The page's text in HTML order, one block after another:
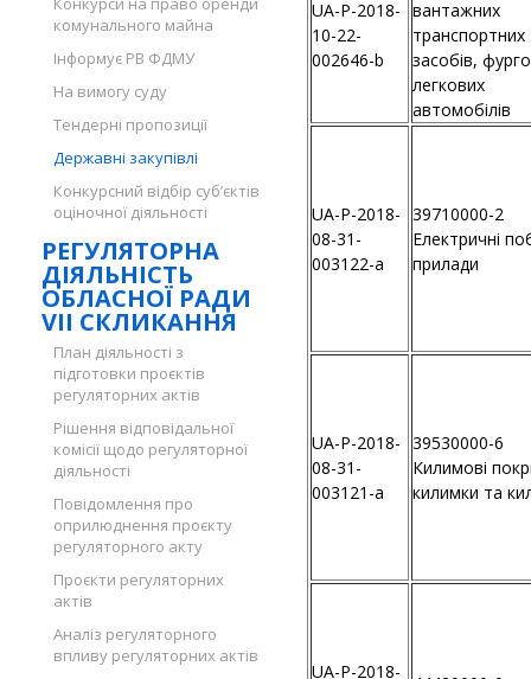
комунального майна
Інформує РВ ФДМУ
На вимогу суду
Тендерні пропозиції
Державні закупівлі
Конкурсний відбір суб’єктів
оціночної діяльності
РЕГУЛЯТОРНА
ДІЯЛЬНІСТЬ
ОБЛАСНОЇ РАДИ
VII СКЛИКАННЯ
План діяльності з
підготовки проєктів
регуляторних актів
Рішення відповідальної
комісії щодо регуляторної
діяльності
Повідомлення про
оприлюднення проєкту
регуляторного акту
Проєкти регуляторних
актів
Аналіз регуляторного
впливу регуляторних актів
UA-P-2018-
10-22-
002646-b
вантажних
транспортних
засобів,
легкових
автомобілів
UA-P-2018-
08-31-
003122-a
39710000-2
Електричні
прилади
UA-P-2018-
08-31-
003121-a
39530000-6
Килимові
килимки та
UA-P-2018-